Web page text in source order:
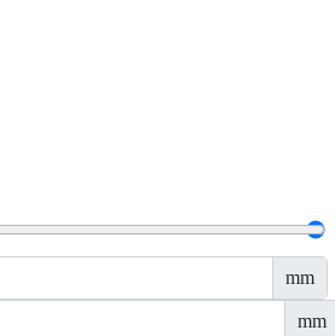
mm
mm